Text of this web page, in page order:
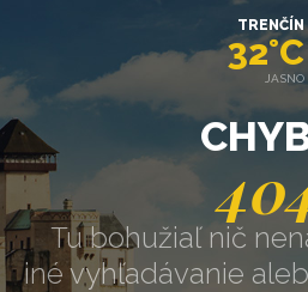
Tu bohužiaľ nič
iné vyhľadávanie
TRENČÍN
32°C
JASNO